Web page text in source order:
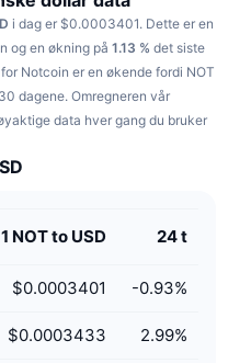
i dag er $0.0003401. Dette er en
og en økning på 1.13 % det siste
Notcoin er en økende fordi NOT
dagene.Omregneren vår
data hver gang du bruker
1 NOT to USD 24 t
$0.0003401 -0.93%
$0.0003433 2.99%